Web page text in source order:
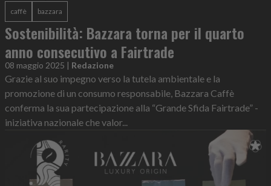
caffè bazzara
Sostenibilità: Bazzara torna per il quarto
anno consecutivo a Fairtrade
08 maggio 2025 | Redazione
Grazie al suo impegno verso la tutela ambientale e la
promozione di un consumo responsabile, Bazzara Caffè
conferma la sua partecipazione alla “Grande Sfida Fairtrade” -
iniziativa nazionale che valor...